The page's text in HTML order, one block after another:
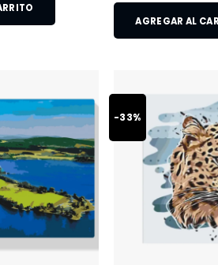
AGREGAR AL
-33%